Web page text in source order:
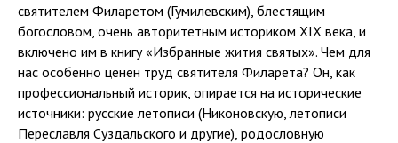
святителем Филаретом (Гумилевским), блестящим
богословом, очень авторитетным историком XIX века, и
включено им в книгу «Избранные жития святых». Чем для
нас особенно ценен труд святителя Филарета? Он, как
профессиональный историк, опирается на исторические
источники: русские летописи (Никоновскую, летописи
Переславля Суздальского и другие), родословную